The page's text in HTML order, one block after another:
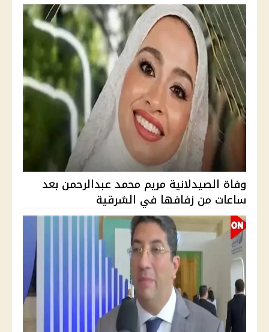
وفاة الصيدلانية مريم محمد عبدالرحمن بعد
ساعات من زفافها في الشرقية